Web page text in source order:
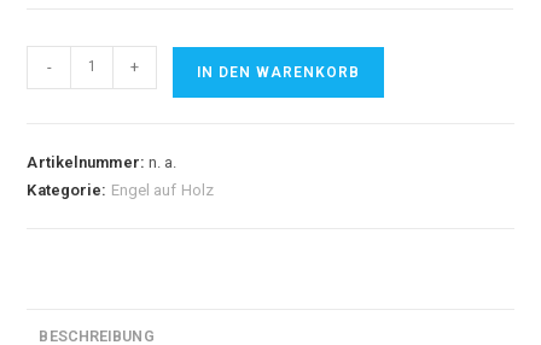
Erzengel
Orion
- + IN DEN WARENKORB
Artikelnummer: n. a.
Kategorie: Engel auf Holz
BESCHREIBUNG